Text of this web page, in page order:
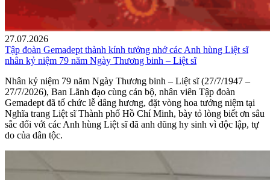
27.07.2026
Tập đoàn Gemadept thành kính tưởng nhớ các Anh hùng Liệt sĩ
nhân kỷ niệm 79 năm Ngày Thương binh – Liệt sĩ
Nhân kỷ niệm 79 năm Ngày Thương binh – Liệt sĩ (27/7/1947 –
27/7/2026), Ban Lãnh đạo cùng cán bộ, nhân viên Tập đoàn
Gemadept đã tổ chức lễ dâng hương, đặt vòng hoa tưởng niệm tại
Nghĩa trang Liệt sĩ Thành phố Hồ Chí Minh, bày tỏ lòng biết ơn sâu
sắc đối với các Anh hùng Liệt sĩ đã anh dũng hy sinh vì độc lập, tự
do của dân tộc.